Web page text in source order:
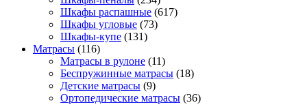
Шкафы распашные (617)
Шкафы угловые (73)
Шкафы-купе (131)
Матрасы (116)
Матрасы в рулоне (11)
Беспружинные матрасы (18)
Детские матрасы (9)
Ортопедические матрасы (36)